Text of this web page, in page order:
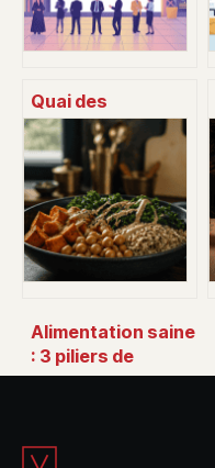
Quai des
entrepreneurs :
tout comprendre
sur l’événement, le
lieu et
l’écosystème
Alimentation saine
: 3 piliers de
densité
durablement